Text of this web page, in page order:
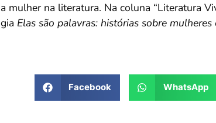
mulher na literatura. Na coluna “Literatura
Elas são palavras: histórias sobre mulheres
Facebook WhatsApp